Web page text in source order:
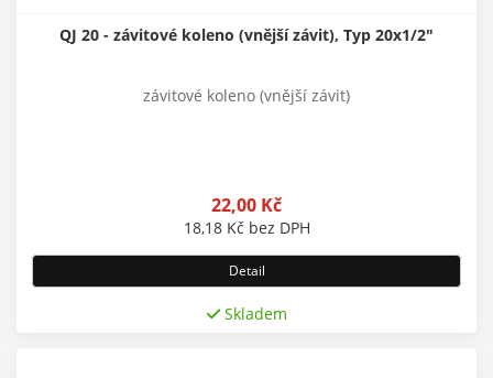
QJ 20 - závitové koleno (vnější závit), Typ 20x1/2"
závitové koleno (vnější závit)
22,00 Kč
18,18 Kč bez DPH
Detail
Skladem